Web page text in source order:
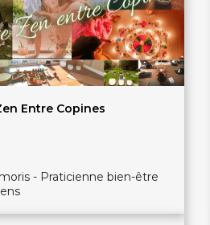
Entre Copines
- Praticienne bien-être